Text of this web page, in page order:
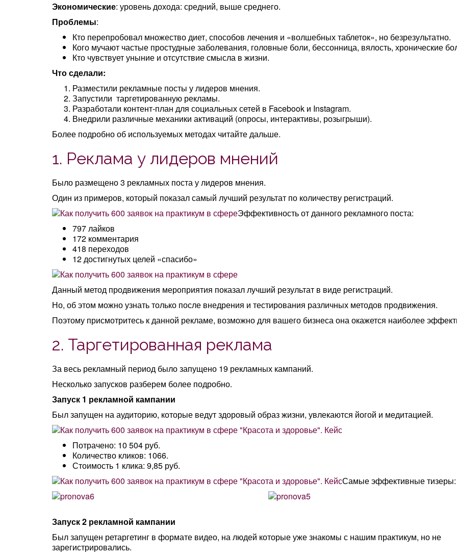
Экономические: уровень дохода: средний, выше среднего.
Проблемы:
Кто перепробовал множество диет, способов лечения и «волшебных таблеток», но безрезультатно.
Кого мучают частые простудные заболевания, головные боли, бессонница, вялость, хронические
Кто чувствует уныние и отсутствие смысла в жизни.
Что сделали:
Разместили рекламные посты у лидеров мнения.
Запустили таргетированную рекламы.
Разработали контент-план для социальных сетей в Facebook и Instagram.
Внедрили различные механики активаций (опросы, интерактивы, розыгрыши).
Более подробно об используемых методах читайте дальше.
1. Реклама у лидеров мнений
Было размещено 3 рекламных поста у лидеров мнения.
Один из примеров, который показал самый лучший результат по количеству регистраций.
Эффективность от данного рекламного поста:
797 лайков
172 комментария
418 переходов
12 достигнутых целей «спасибо»
Данный метод продвижения мероприятия показал лучший результат в виде регистраций.
Но, об этом можно узнать только после внедрения и тестирования различных методов продвижения.
Поэтому присмотритесь к данной рекламе, возможно для вашего бизнеса она окажется наиболее
2. Таргетированная реклама
За весь рекламный период было запущено 19 рекламных кампаний.
Несколько запусков разберем более подробно.
Запуск 1 рекламной кампании
Был запущен на аудиторию, которые ведут здоровый образ жизни, увлекаются йогой и медитацией.
Потрачено: 10 504 руб.
Количество кликов: 1066.
Стоимость 1 клика: 9,85 руб.
Самые эффективные тизеры:
Запуск 2 рекламной кампании
Был запущен ретаргетинг в формате видео, на людей которые уже знакомы с нашим практикум, но не
зарегистрировались.